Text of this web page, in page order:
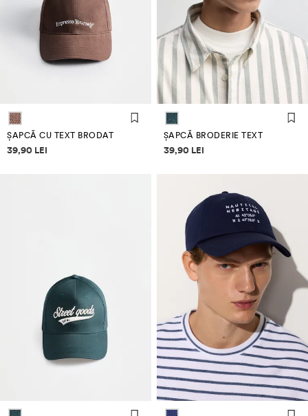
ȘAPCĂ CU TEXT BRODAT
Informații despre prețuri
39,90 LEI
ȘAPCĂ BRODERIE TEXT
Informații despre prețuri
39,90 LEI